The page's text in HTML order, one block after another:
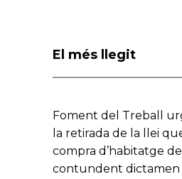
El més llegit
Foment del Treball
la retirada de la llei
compra d’habitatge
contundent dictamen